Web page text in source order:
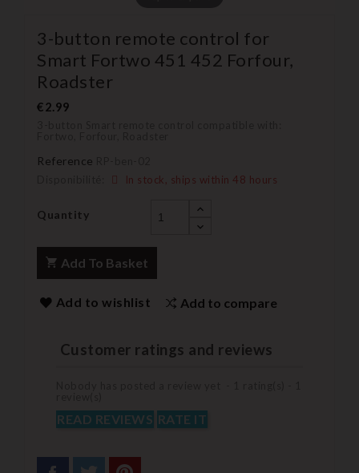
3-button remote control for
Smart Fortwo 451 452 Forfour,
Roadster
€2.99
Reference
In stock, ships within 48 hours
Quantity
Add To Basket
Add to wishlist Add to compare
Customer ratings and reviews
READ REVIEWS RATE IT